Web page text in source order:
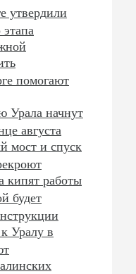
утвердили
помогают
Урала начнут
августа
мост и спуск
кипят работы
будет
Уралу в